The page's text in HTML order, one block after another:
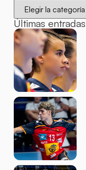
Últimas entradas